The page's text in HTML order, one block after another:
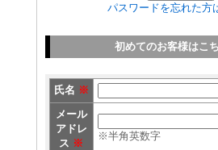
パスワードを忘れた方
初めてのお客様はこ
氏名 ※
メール
アドレ
ス ※
※半角英数字